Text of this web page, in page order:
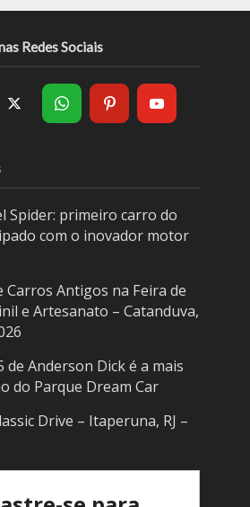
Redes Sociais
Spider: primeiro carro do
com o inovador motor
Carros Antigos na Feira de
e Artesanato – Catanduva,
de Anderson Dick é a mais
do Parque Dream Car
Drive – Itaperuna, RJ –